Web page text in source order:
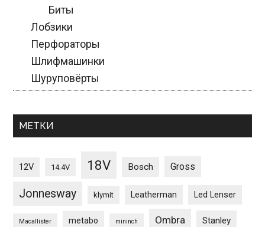
Биты
Лобзики
Перфораторы
Шлифмашинки
Шуруповёрты
МЕТКИ
12V 14.4V 18V Bosch Gross
Jonnesway klymit Leatherman Led Lenser
Macallister metabo mininch Ombra Stanley